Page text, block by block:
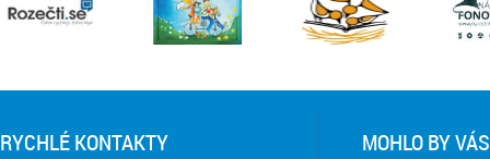
RYCHLÉ KONTAKTY MOHLO BY